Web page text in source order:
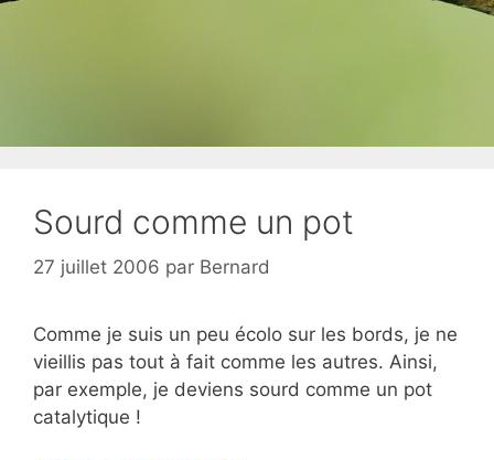
Sourd comme un pot
27 juillet 2006 par Bernard
Comme je suis un peu écolo sur les bords, je ne
vieillis pas tout à fait comme les autres. Ainsi,
par exemple, je deviens sourd comme un pot
catalytique !